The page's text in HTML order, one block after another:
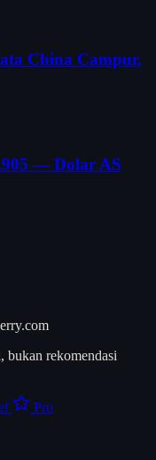
China Campur,
— Dolar AS
bukan rekomendasi
Pro